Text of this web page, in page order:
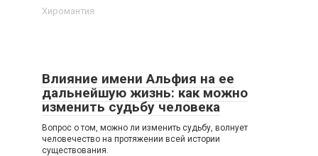
Хиромантия
Влияние имени Альфия на ее
дальнейшую жизнь: как можно
изменить судьбу человека
Вопрос о том, можно ли изменить судьбу, волнует
человечество на протяжении всей истории
существования.